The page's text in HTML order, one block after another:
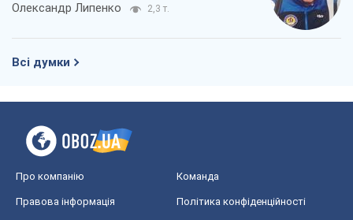
Олександр Липенко 2,3 т.
Всі думки
Про компанію Команда
Правова інформація Політика конфіденційності